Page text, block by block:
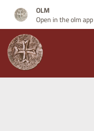
OLM
Open in the olm app